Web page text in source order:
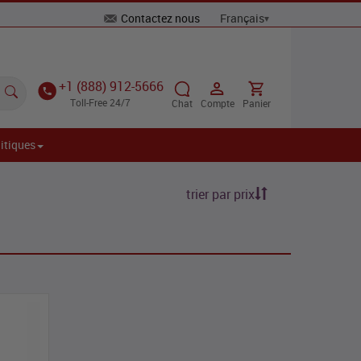
Contactez nous
+1 (888) 912-5666
Toll-Free 24/7 Chat Compte Panier
trier par prix